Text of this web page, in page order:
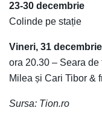
23-30 decembrie
Colinde pe stație
Vineri, 31 decembrie
ora 20.30 – Seara
Milea și Cari Tibor &
Sursa: Tion.ro